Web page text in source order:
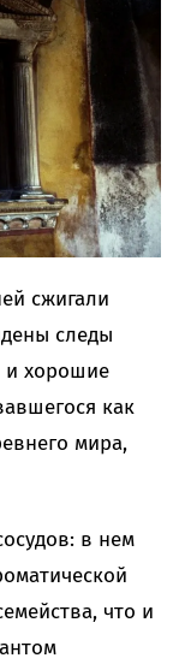
сжигали
следы
и хорошие
как
мира,
в нем
что и